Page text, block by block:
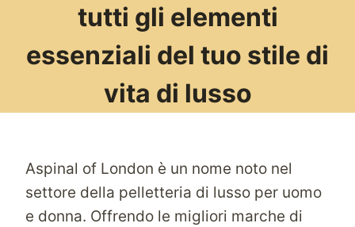
tutti gli elementi
essenziali del tuo stile di
vita di lusso
Aspinal of London è un nome noto nel
settore della pelletteria di lusso per uomo
e donna. Offrendo le migliori marche di